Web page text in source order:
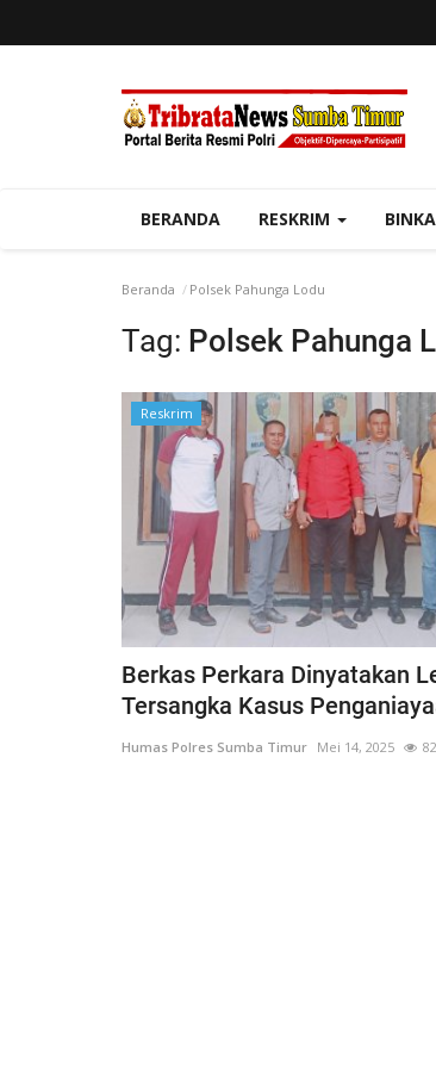
BERANDA RESKRIM
Beranda Polsek Pahunga Lodu
Tag: Polsek Pahunga
Reskrim
Berkas Perkara Dinyatakan
Tersangka Kasus
Humas Polres Sumba Timur Mei 14, 2025